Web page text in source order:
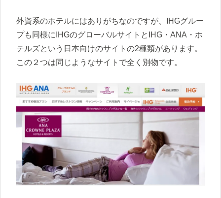
外資系のホテルにはありがちなのですが、IHGグルー
プも同様にIHGのグローバルサイトとIHG・ANA・ホ
テルズという日本向けのサイトの2種類があります。
この２つは同じようなサイトで全く別物です。